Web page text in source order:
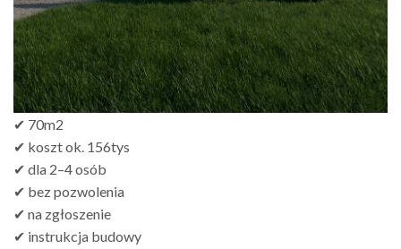
✔ 70m2
✔ koszt ok. 156tys
✔ dla 2–4 osób
✔ bez pozwolenia
✔ na zgłoszenie
✔ instrukcja budowy